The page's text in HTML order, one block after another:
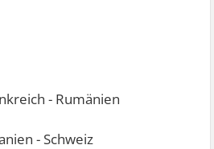
- Rumänien
- Schweiz